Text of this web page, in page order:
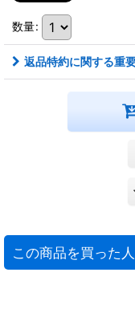
数量:
返品特約に関する重
この商品を買った